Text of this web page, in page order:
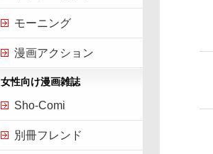
モーニング
漫画アクション
女性向け漫画雑誌
Sho-Comi
別冊フレンド